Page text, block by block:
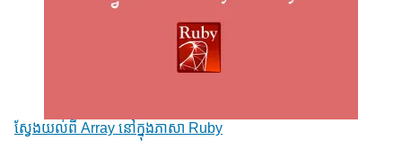
ស្វែងយល់ពី Array នៅក្នុងភាសា Ruby